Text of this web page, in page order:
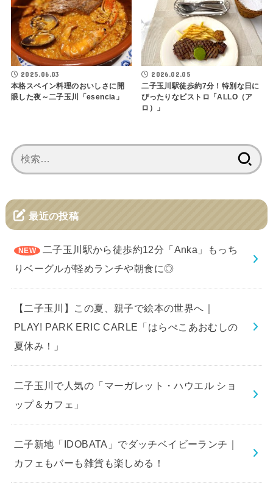
2025.06.03
本格スペイン料理のおいしさに開
眼した夜～二子玉川「esencia」
2026.02.05
二子玉川駅徒歩約7分！特別な日に
ぴったりなビストロ「ALLO（ア
ロ）」
索:
最近の投稿
二子玉川駅から徒歩約12分「Anka」もっち
りベーグルが軽めランチや朝食に◎
【二子玉川】この夏、親子で絵本の世界へ｜
PLAY! PARK ERIC CARLE「はらぺこあおむしの
夏休み！」
二子玉川で人気の「マーガレット・ハウエル ショ
ップ＆カフェ」
二子新地「IDOBATA」でダッチベイビーランチ｜
カフェもバーも雑貨も楽しめる！